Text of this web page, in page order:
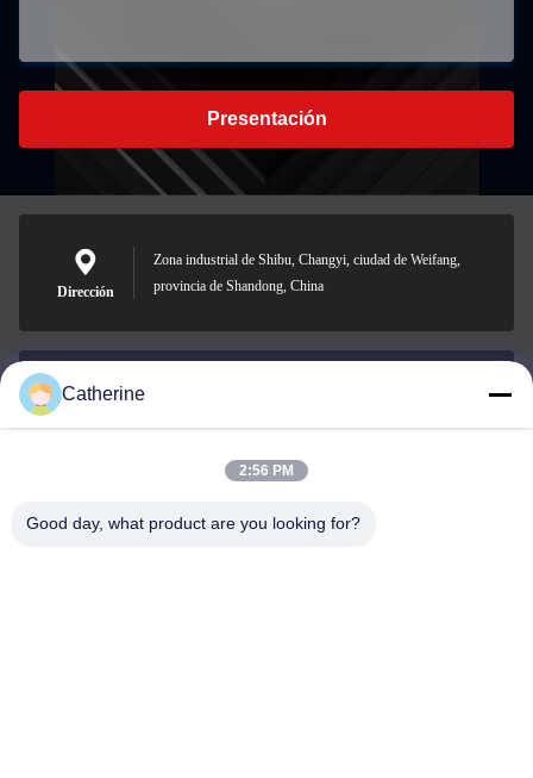
Presentación
Dirección
Zona industrial de Shibu, Changyi, ciudad de Weifang,
provincia de Shandong, China
Correo
Catherine
2:56 PM
Good day, what product are you looking for?